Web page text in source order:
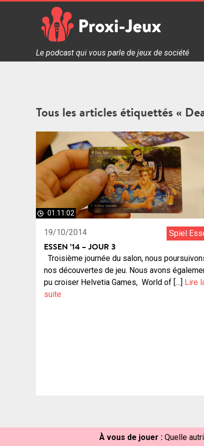
Proxi Jeux - Le podcast qui vous parle de jeux
Le podcast qui vous parle de jeux de société
Tous les articles étiquettés «
01:11:02
19/10/2014 Spiel
ESSEN ’14 – JOUR 3
Troisième journée du salon, nous
nos découvertes de jeu. Nous avons
pu croiser Helvetia Games, World of […] Lire
suite
À vous de jouer : Quelle